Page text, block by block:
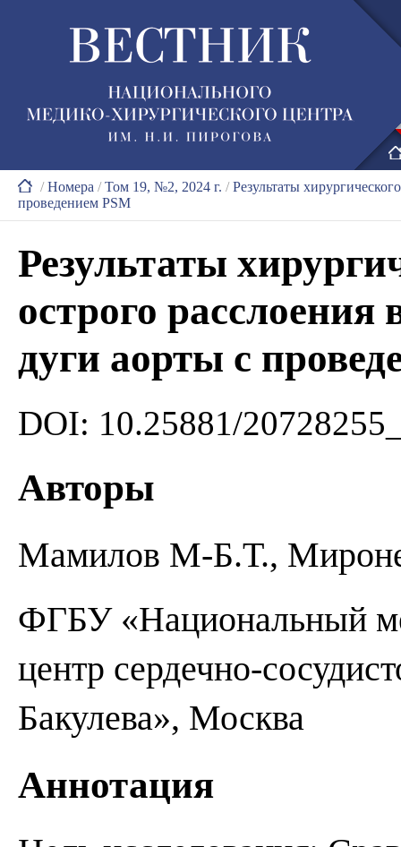
/Номера /Том 19, №2, 2024 г. /Результаты
проведением PSM
Результаты
острого расслоения
дуги аорты с
DOI: 10.25881/
Авторы
Мамилов М-Б.Т.,
ФГБУ «Национальный
центр сердечно-
Бакулева», Москва
Аннотация